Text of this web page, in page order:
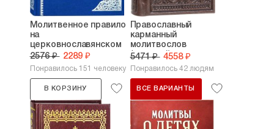
Молитвенное правило
на
церковнославянском
2576 ₽ 2289 ₽
Понравилось 151 человеку
В КОРЗИНУ
Православный
карманный
молитвослов
(кожаный...
5471 ₽ 4558 ₽
Понравилось 42 людям
ВСЕ ВАРИАНТЫ